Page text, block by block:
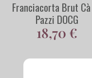
Franciacorta Brut
Pazzi DOCG
18,70 €